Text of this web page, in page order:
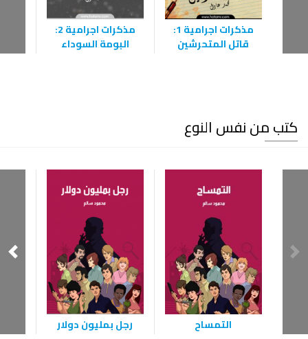
مذكرات اجرامية 1:
قاتل المتحرشين
مذكرات اجرامية 2:
البومة السوداء
كتب من نفس النوع
التمساح رجل بمليون دولار